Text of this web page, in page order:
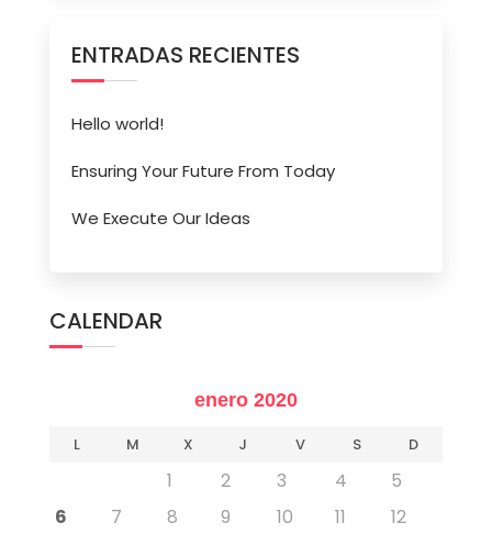
ENTRADAS RECIENTES
Hello world!
Ensuring Your Future From Today
We Execute Our Ideas
CALENDAR
enero 2020
L M X J V S D
1 2 3 4
5
6
7 8 9 10 11
12